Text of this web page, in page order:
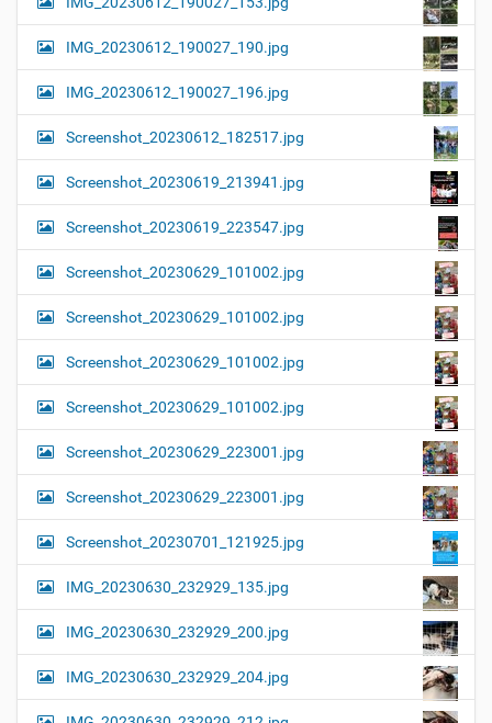
IMG_20230612_190027_190.jpg
IMG_20230612_190027_196.jpg
Screenshot_20230612_182517.jpg
Screenshot_20230619_213941.jpg
Screenshot_20230619_223547.jpg
Screenshot_20230629_101002.jpg
Screenshot_20230629_101002.jpg
Screenshot_20230629_101002.jpg
Screenshot_20230629_101002.jpg
Screenshot_20230629_223001.jpg
Screenshot_20230629_223001.jpg
Screenshot_20230701_121925.jpg
IMG_20230630_232929_135.jpg
IMG_20230630_232929_200.jpg
IMG_20230630_232929_204.jpg